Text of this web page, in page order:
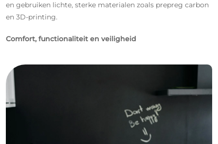
en gebruiken lichte, sterke materialen zoals prepreg carbon
en 3D-printing.
Comfort, functionaliteit en veiligheid